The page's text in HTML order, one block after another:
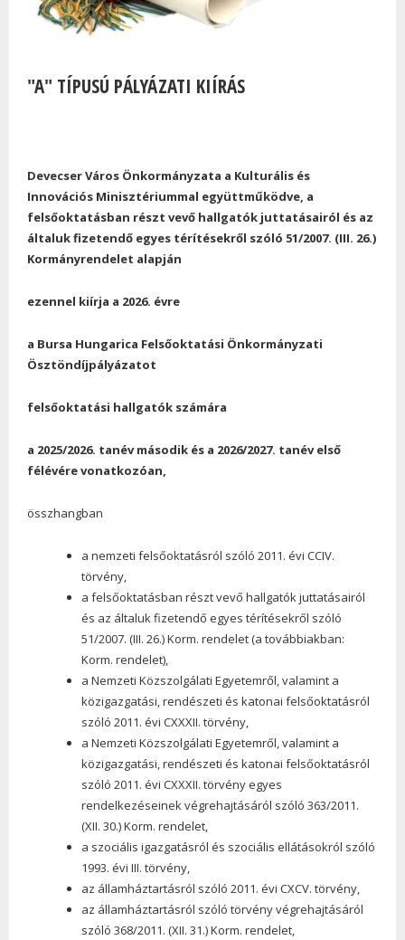
"A" TÍPUSÚ PÁLYÁZATI KIÍRÁS
Devecser Város Önkormányzata a Kulturális és
Innovációs Minisztériummal együttműködve, a
felsőoktatásban részt vevő hallgatók juttatásairól és az
általuk fizetendő egyes térítésekről szóló 51/2007. (III. 26.)
Kormányrendelet alapján
ezennel kiírja a 2026. évre
a Bursa Hungarica Felsőoktatási Önkormányzati
Ösztöndíjpályázatot
felsőoktatási hallgatók számára
a 2025/2026. tanév második és a 2026/2027. tanév első
félévére vonatkozóan,
összhangban
a nemzeti felsőoktatásról szóló 2011. évi CCIV.
törvény,
a felsőoktatásban részt vevő hallgatók juttatásairól
és az általuk fizetendő egyes térítésekről szóló
51/2007. (III. 26.) Korm. rendelet (a továbbiakban:
Korm. rendelet),
a Nemzeti Közszolgálati Egyetemről, valamint a
közigazgatási, rendészeti és katonai felsőoktatásról
szóló 2011. évi CXXXII. törvény,
a Nemzeti Közszolgálati Egyetemről, valamint a
közigazgatási, rendészeti és katonai felsőoktatásról
szóló 2011. évi CXXXII. törvény egyes
rendelkezéseinek végrehajtásáról szóló 363/2011.
(XII. 30.) Korm. rendelet,
a szociális igazgatásról és szociális ellátásokról szóló
1993. évi III. törvény,
az államháztartásról szóló 2011. évi CXCV. törvény,
az államháztartásról szóló törvény végrehajtásáról
szóló 368/2011. (XII. 31.) Korm. rendelet,